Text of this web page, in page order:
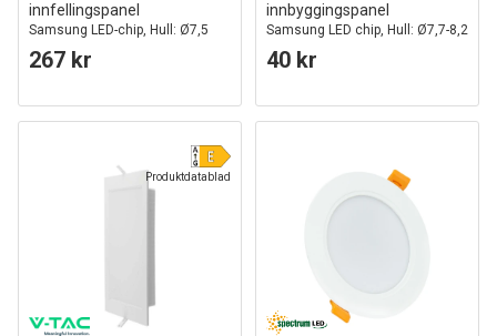
innfellingspanel
Samsung LED-chip, Hull: Ø7,5
cm, Mål: Ø12 cm
267 kr
innbyggingspanel
Samsung LED chip, Hull: Ø7,7-8,2
cm, Mål: 9,1 cm
40 kr
Produktdatablad